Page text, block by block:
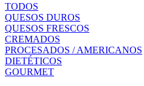
TODOS
QUESOS DUROS
QUESOS FRESCOS
CREMADOS
PROCESADOS / AMERICANOS
DIETÉTICOS
GOURMET